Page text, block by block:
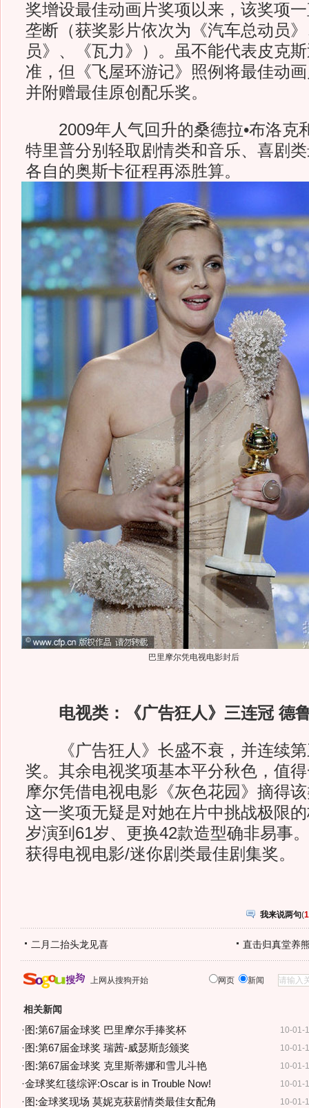
奖增设最佳动画片奖项以来，该奖项
垄断（获奖影片依次为《汽车总动员
员》、《瓦力》）。虽不能代表皮克
准，但《飞屋环游记》照例将最佳动
并附赠最佳原创配乐奖。
2009年人气回升的桑德拉•布洛克
特里普分别轻取剧情类和音乐、喜剧
各自的奥斯卡征程再添胜算。
巴里摩尔凭电视电影封后
电视类：《广告狂人》三连冠 德
《广告狂人》长盛不衰，并连续第
奖。其余电视奖项基本平分秋色，值
摩尔凭借电视电影《灰色花园》摘得
这一奖项无疑是对她在片中挑战极限
岁演到61岁、更换42款造型确非易事
获得电视电影/迷你剧类最佳剧集奖。
我来说两句(
二月二抬头龙见喜 直击归真堂养
上网从搜狗开始 网页 新闻
相关新闻
10-01-
· 图:第67届金球奖 巴里摩尔手捧奖杯
10-01-
· 图:第67届金球奖 瑞茜-威瑟斯彭颁奖
10-01-
· 图:第67届金球奖 克里斯蒂娜和雪儿斗艳
10-01-
·金球奖红毯综评:Oscar is in Trouble Now!
10-01-
· 图:金球奖现场 莫妮克获剧情类最佳女配角